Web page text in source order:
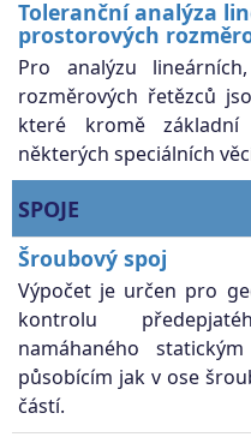
Toleranční analýza
prostorových
Pro analýzu
rozměrových řetězců
které kromě
některých speciálních
SPOJE
Šroubový spoj
Výpočet je určen pro
kontrolu
namáhaného
působícím jak v ose
částí.